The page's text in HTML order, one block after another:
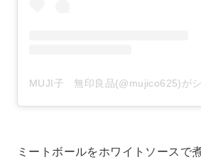
MUJI子 無印良品(@mujico625)が
ミートボールをホワイトソースで